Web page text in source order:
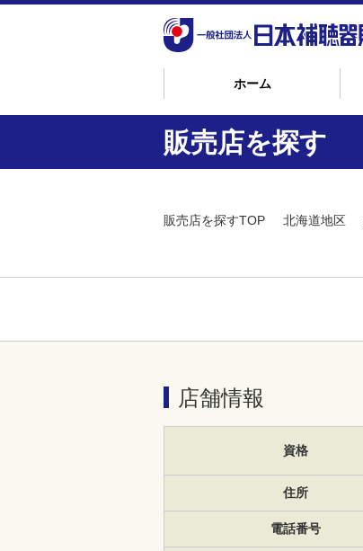
ホーム
販売店を探す
販売店を探すTOP 北海道地区
店舗情報
資格
住所
電話番号